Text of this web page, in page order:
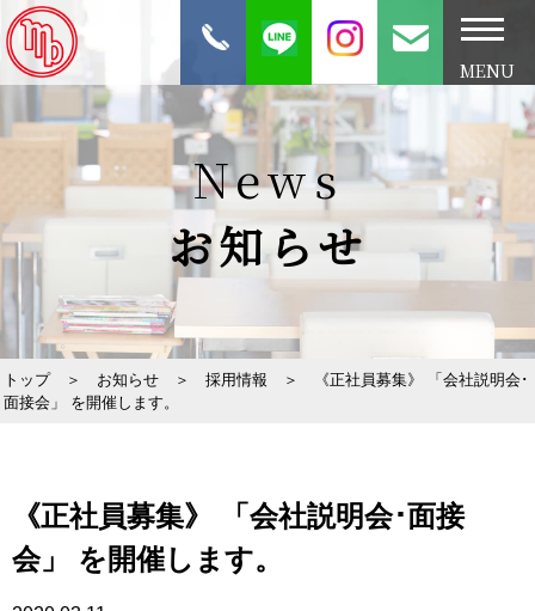
News
お知らせ
トップ＞ お知らせ ＞ 採用情報 ＞
《正社員募集》 「会社説明会･
面接会」 を開催します。
MENU
《正社員募集》 「会社説明会･面接
会」 を開催します。